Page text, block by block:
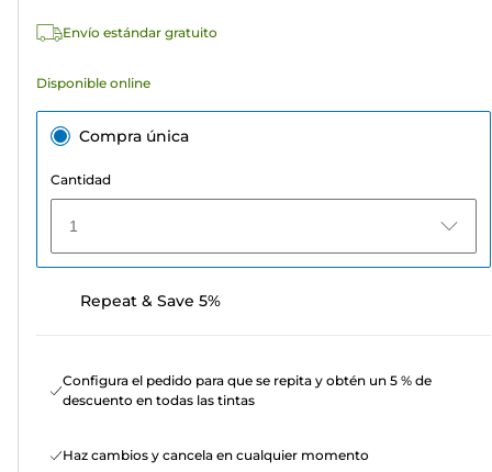
Envío estándar gratuito
Disponible online
Compra única
Cantidad
1
Repeat & Save 5%
Configura el pedido para que se repita y obtén un 5 % de
descuento en todas las tintas
Haz cambios y cancela en cualquier momento